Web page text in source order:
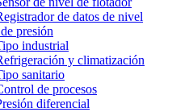
de datos de nivel
presión
industrial
y climatización
sanitario
de procesos
diferencial